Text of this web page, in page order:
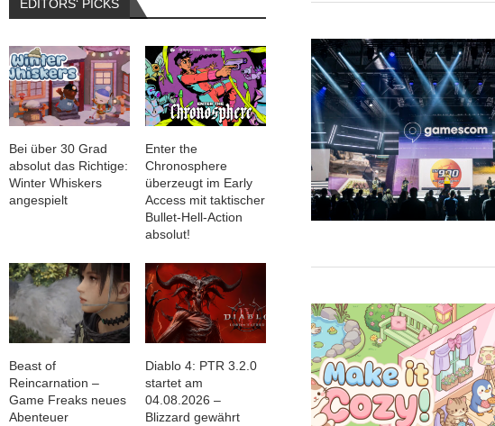
EDITORS‘ PICKS
Bei über 30 Grad
absolut das Richtige:
Winter Whiskers
angespielt
Enter the
Chronosphere
überzeugt im Early
Access mit taktischer
Bullet-Hell-Action
absolut!
Beast of
Reincarnation –
Game Freaks neues
Abenteuer
Diablo 4: PTR 3.2.0
startet am
04.08.2026 –
Blizzard gewährt